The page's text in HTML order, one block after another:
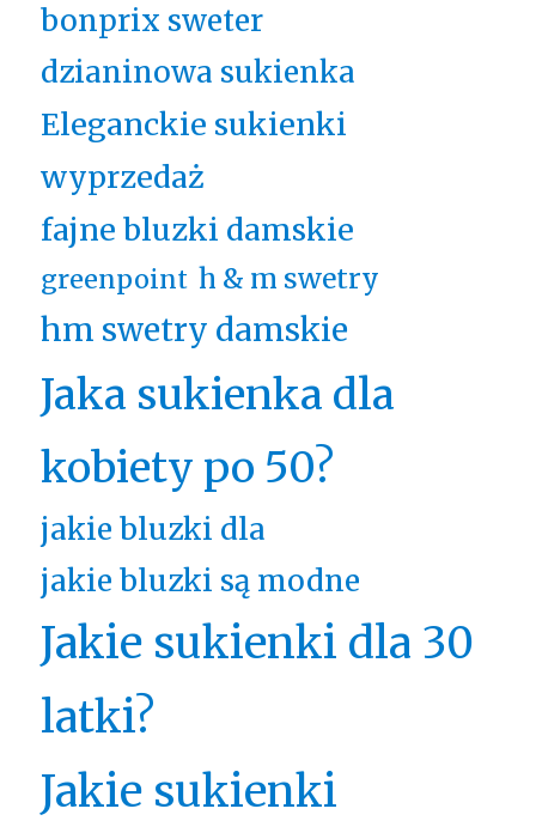
bonprix sweter
dzianinowa sukienka
Eleganckie sukienki
wyprzedaż
fajne bluzki damskie
greenpoint h & m swetry
hm swetry damskie
Jaka sukienka dla
kobiety po 50?
jakie bluzki dla
jakie bluzki są modne
Jakie sukienki dla 30
latki?
Jakie sukienki